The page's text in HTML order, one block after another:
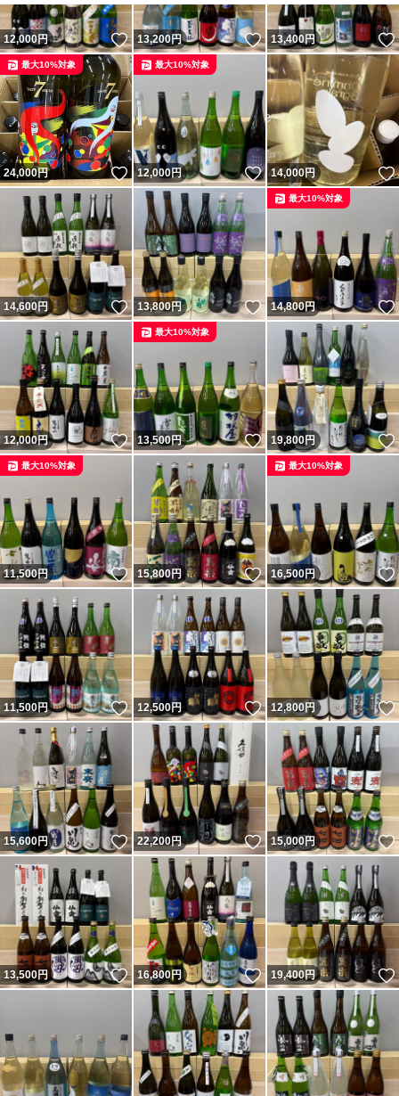
12,000円 いいね！
13,200円 いいね！
13,400円
24,000円 いいね！
最大10%対象
12,000円 いいね！
最大10%対象
14,000円
14,600円 いいね！
13,800円 いいね！
14,800円
最大10%対象
12,000円 いいね！
13,500円 いいね！
最大10%対象
19,800円
11,500円 いいね！
最大10%対象
15,800円 いいね！
16,500円
最大10%対象
11,500円 いいね！
12,500円 いいね！
12,800 円
15,600円 いいね！
22,200円 いいね！
15,000円
13,500円 いいね！
16,800円 いいね！
19,400円